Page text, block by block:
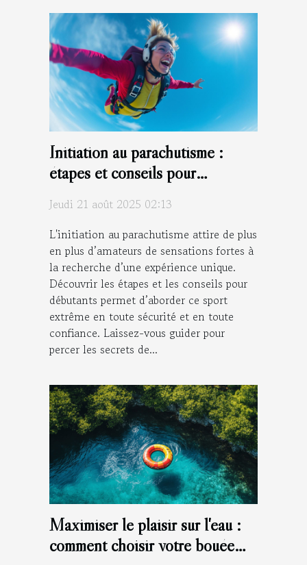
Initiation au parachutisme :
étapes et conseils pour
Jeudi 21 août 2025 02:13
L'initiation au parachutisme attire de plus
en plus d’amateurs de sensations fortes à
la recherche d’une expérience unique.
Découvrir les étapes et les conseils pour
débutants permet d’aborder ce sport
extrême en toute sécurité et en toute
confiance. Laissez-vous guider pour
percer les secrets de...
Maximiser le plaisir sur l'eau :
comment choisir votre bouée